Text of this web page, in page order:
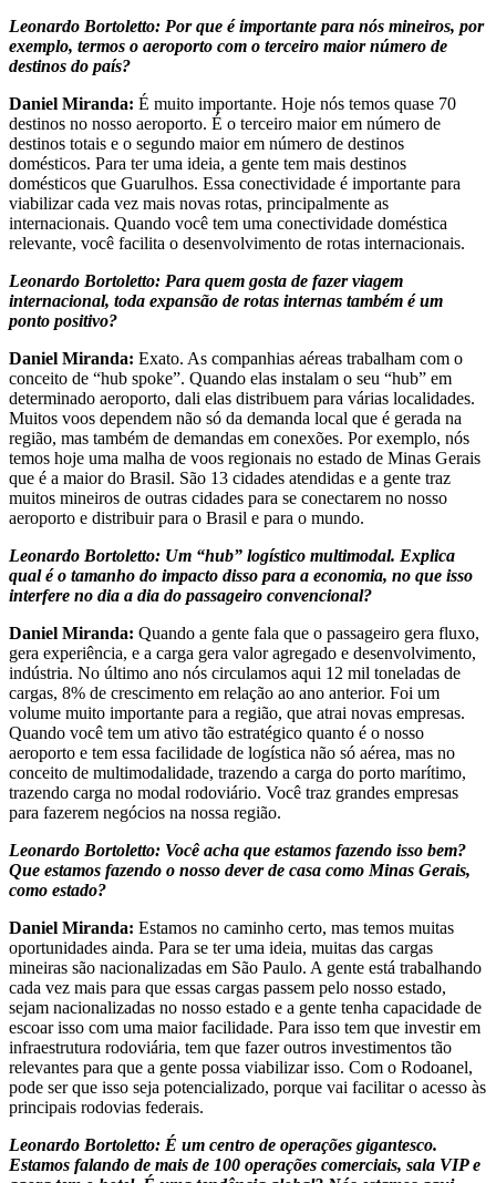
Leonardo Bortoletto: Por que é importante para nós mineiros, por
exemplo, termos o aeroporto com o terceiro maior número de
destinos do país?
Daniel Miranda: É muito importante. Hoje nós temos quase 70
destinos no nosso aeroporto. É o terceiro maior em número de
destinos totais e o segundo maior em número de destinos
domésticos. Para ter uma ideia, a gente tem mais destinos
domésticos que Guarulhos. Essa conectividade é importante para
viabilizar cada vez mais novas rotas, principalmente as
internacionais. Quando você tem uma conectividade doméstica
relevante, você facilita o desenvolvimento de rotas internacionais.
Leonardo Bortoletto: Para quem gosta de fazer viagem
internacional, toda expansão de rotas internas também é um
ponto positivo?
Daniel Miranda: Exato. As companhias aéreas trabalham com o
conceito de “hub spoke”. Quando elas instalam o seu “hub” em
determinado aeroporto, dali elas distribuem para várias localidades.
Muitos voos dependem não só da demanda local que é gerada na
região, mas também de demandas em conexões. Por exemplo, nós
temos hoje uma malha de voos regionais no estado de Minas Gerais
que é a maior do Brasil. São 13 cidades atendidas e a gente traz
muitos mineiros de outras cidades para se conectarem no nosso
aeroporto e distribuir para o Brasil e para o mundo.
Leonardo Bortoletto: Um “hub” logístico multimodal. Explica
qual é o tamanho do impacto disso para a economia, no que isso
interfere no dia a dia do passageiro convencional?
Daniel Miranda: Quando a gente fala que o passageiro gera fluxo,
gera experiência, e a carga gera valor agregado e desenvolvimento,
indústria. No último ano nós circulamos aqui 12 mil toneladas de
cargas, 8% de crescimento em relação ao ano anterior. Foi um
volume muito importante para a região, que atrai novas empresas.
Quando você tem um ativo tão estratégico quanto é o nosso
aeroporto e tem essa facilidade de logística não só aérea, mas no
conceito de multimodalidade, trazendo a carga do porto marítimo,
trazendo carga no modal rodoviário. Você traz grandes empresas
para fazerem negócios na nossa região.
Leonardo Bortoletto: Você acha que estamos fazendo isso bem?
Que estamos fazendo o nosso dever de casa como Minas Gerais,
como estado?
Daniel Miranda: Estamos no caminho certo, mas temos muitas
oportunidades ainda. Para se ter uma ideia, muitas das cargas
mineiras são nacionalizadas em São Paulo. A gente está trabalhando
cada vez mais para que essas cargas passem pelo nosso estado,
sejam nacionalizadas no nosso estado e a gente tenha capacidade de
escoar isso com uma maior facilidade. Para isso tem que investir em
infraestrutura rodoviária, tem que fazer outros investimentos tão
relevantes para que a gente possa viabilizar isso. Com o Rodoanel,
pode ser que isso seja potencializado, porque vai facilitar o acesso às
principais rodovias federais.
Leonardo Bortoletto: É um centro de operações gigantesco.
Estamos falando de mais de 100 operações comerciais, sala VIP e